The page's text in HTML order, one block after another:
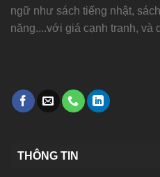
ngữ như sách tiếng nhật,
năng....với giá cạnh tranh, và
THÔNG TIN